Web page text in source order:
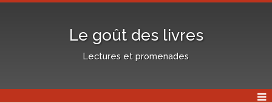
Le goût des livres
Lectures et promenades